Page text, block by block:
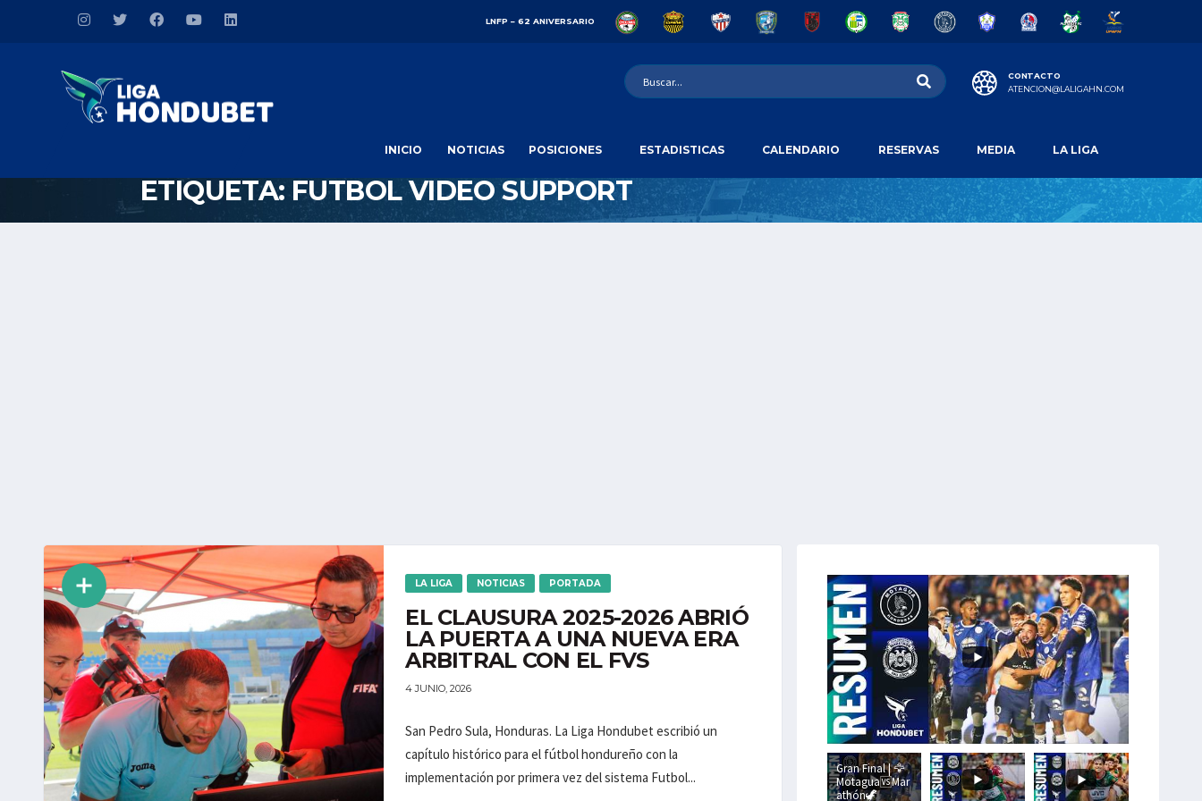
LNFP – 62 ANIVERSARIO
CONTACTO
ATENCION@LALIGAHN.COM
INICIO NOTICIAS POSICIONES ESTADISTICAS CALENDARIO RESERVAS MEDIA LA LIGA
ETIQUETA: FUTBOL VIDEO SUPPORT
LA LIGA NOTICIAS PORTADA
EL CLAUSURA 2025-2026 ABRIÓ
LA PUERTA A UNA NUEVA ERA
ARBITRAL CON EL FVS
4 JUNIO, 2026
San Pedro Sula, Honduras. La Liga Hondubet escribió un
capítulo histórico para el fútbol hondureño con la
implementación por primera vez del sistema Futbol...
Gran Final | 🦅
Motagua🆚Mar
athón🦖